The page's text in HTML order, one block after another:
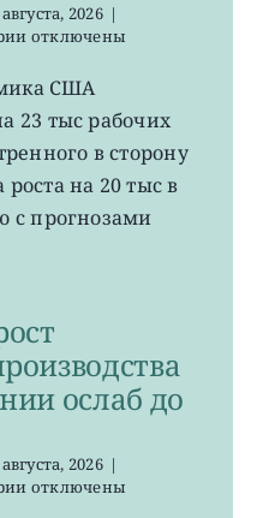
2026 |
к
VOO:
рабочих
мест
США
неожиданно
отключены
США
23 тыс рабочих
в сторону
на 20 тыс в
с прогнозами
ослаб до
2026 |
котключены